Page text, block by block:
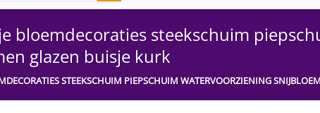
bloemdecoraties steekschuim
glazen buisje kurk
STEEKSCHUIM PIEPSCHUIM WATERVOORZIENING